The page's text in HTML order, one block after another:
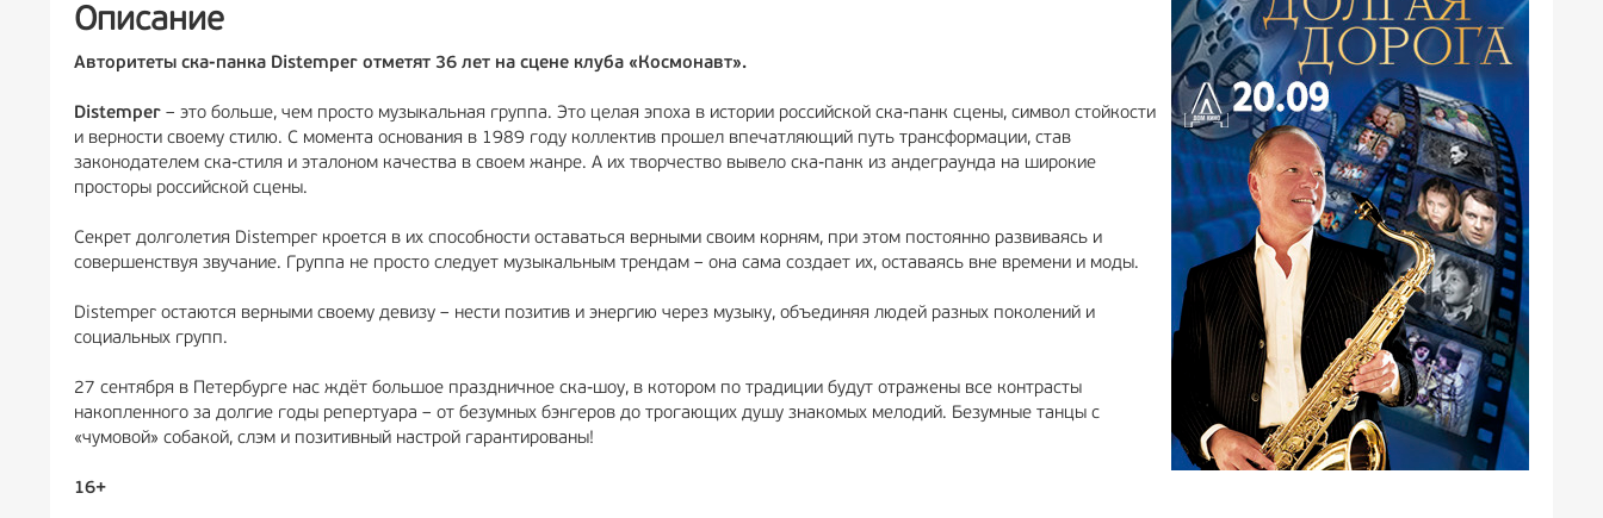
Описание
Авторитеты ска-панка Distemper отметят 36 лет на сцене клуба «Космонавт».
Distemper – это больше, чем просто музыкальная группа. Это целая эпоха в истории российской ска-панк сцены, символ стойкости
и верности своему стилю. С момента основания в 1989 году коллектив прошел впечатляющий путь трансформации, став
законодателем ска-стиля и эталоном качества в своем жанре. А их творчество вывело ска-панк из андеграунда на широкие
просторы российской сцены.
Секрет долголетия Distemper кроется в их способности оставаться верными своим корням, при этом постоянно развиваясь и
совершенствуя звучание. Группа не просто следует музыкальным трендам – она сама создает их, оставаясь вне времени и моды.
Distemper остаются верными своему девизу – нести позитив и энергию через музыку, объединяя людей разных поколений и
социальных групп.
27 сентября в Петербурге нас ждёт большое праздничное ска-шоу, в котором по традиции будут отражены все контрасты
накопленного за долгие годы репертуара – от безумных бэнгеров до трогающих душу знакомых мелодий. Безумные танцы с
«чумовой» собакой, слэм и позитивный настрой гарантированы!
16+